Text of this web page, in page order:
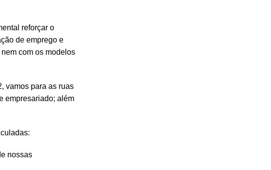
reforçar o
de emprego e
com os modelos
vamos para as ruas
empresariado; além
nossas